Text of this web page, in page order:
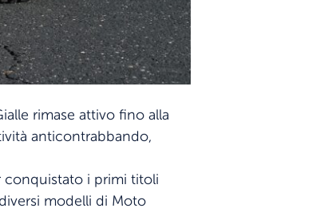
rimase attivo fino alla
anticontrabbando,
conquistato i primi titoli
modelli di Moto